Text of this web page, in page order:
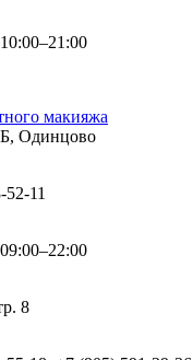
макияжа
Одинцово
11
8